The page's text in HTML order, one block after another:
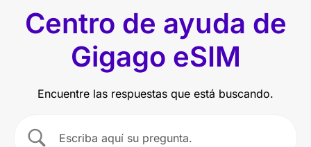
Centro de ayuda de
Gigago eSIM
Encuentre las respuestas que está buscando.